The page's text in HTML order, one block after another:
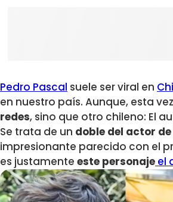
Pedro Pascal suele ser viral en
en nuestro país. Aunque, esta vez
redes, sino que otro chileno: El
Se trata de un doble del actor
impresionante parecido con el
es justamente este personaje el